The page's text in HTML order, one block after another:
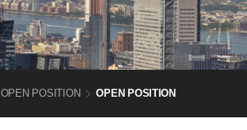
OPEN POSITION OPEN POSITION